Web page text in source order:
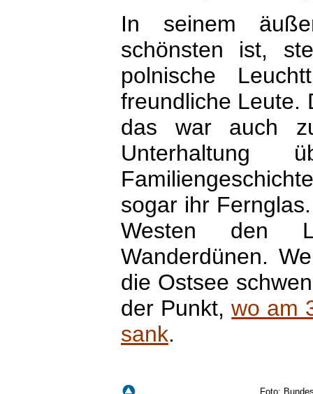
In seinem
schönsten ist,
polnische
freundliche Leute.
das war auch
Unterhaltung
sogar ihr
Westen den
Wanderdünen.
die Ostsee
der Punkt,wo am
sank.
Foto: